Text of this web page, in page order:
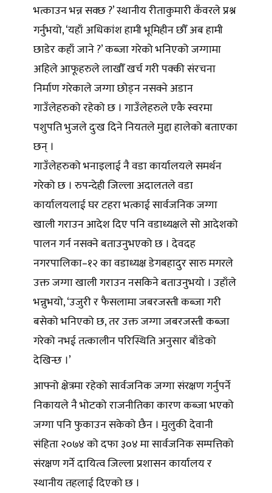
भत्काउन भन्न सक्छ ?’ स्थानीय रीताकुमारी कँवरले प्रश्न
गर्नुभयो, ‘यहाँ अधिकांश हामी भूमिहीन छौँ अब हामी
छाडेर कहाँ जाने ?’ कब्जा गरेको भनिएको जग्गामा
अहिले आफूहरुले लाखौँ खर्च गरी पक्की संरचना
निर्माण गरेकाले जग्गा छोड्न नसक्ने अडान
गाउँलेहरुको रहेको छ । गाउँलेहरुले एकै स्वरमा
पशुपति भुजले दुःख दिने नियतले मुद्दा हालेको बताएका
छन् ।
गाउँलेहरुको भनाइलाई नै वडा कार्यालयले समर्थन
गरेको छ । रुपन्देही जिल्ला अदालतले वडा
कार्यालयलाई घर टहरा भत्काई सार्वजनिक जग्गा
खाली गराउन आदेश दिए पनि वडाध्यक्षले सो आदेशको
पालन गर्न नसक्ने बताउनुभएको छ । देवदह
नगरपालिका–१२ का वडाध्यक्ष डेगबहादुर सारु मगरले
उक्त जग्गा खाली गराउन नसकिने बताउनुभयो । उहाँले
भन्नुभयो, ‘उजुरी र फैसलामा जबरजस्ती कब्जा गरी
बसेको भनिएको छ, तर उक्त जग्गा जबरजस्ती कब्जा
गरेको नभई तत्कालीन परिस्थिति अनुसार बाँडेको
देखिन्छ ।’
आफ्नो क्षेत्रमा रहेको सार्वजनिक जग्गा संरक्षण गर्नुपर्ने
निकायले नै भोटको राजनीतिका कारण कब्जा भएको
जग्गा पनि फुकाउन सकेको छैन । मुलुकी देवानी
संहिता २०७४ को दफा ३०४ मा सार्वजनिक सम्पत्तिको
संरक्षण गर्ने दायित्व जिल्ला प्रशासन कार्यालय र
स्थानीय तहलाई दिएको छ ।